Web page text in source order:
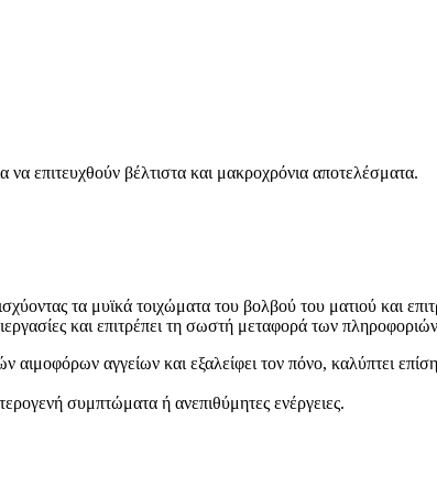
επιτευχθούν βέλτιστα και μακροχρόνια αποτελέσματα.
τα μυϊκά τοιχώματα του βολβού του ματιού και
και επιτρέπει τη σωστή μεταφορά των
αγγείων και εξαλείφει τον πόνο, καλύπτει
συμπτώματα ή ανεπιθύμητες ενέργειες.